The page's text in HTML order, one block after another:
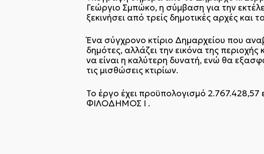
Γεώργιο Σμπώκο, η σύμβαση για την
ξεκινήσει από τρείς δημοτικές αρχές και
Ένα σύγχρονο κτίριο Δημαρχείου που
δημότες, αλλάζει την εικόνα της
να είναι η καλύτερη δυνατή, ενώ θα
τις μισθώσεις κτιρίων.
Το έργο έχει προϋπολογισμό
ΦΙΛΟΔΗΜΟΣ Ι .